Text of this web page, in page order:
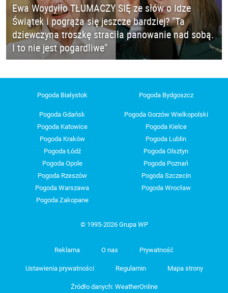
Ewa Woydyłło TŁUMACZY SIĘ ze słów o Idze
Świątek i pogrąża się jeszcze bardziej? "Ta
dziewczyna troszkę straciła panowanie nad sobą.
I to nie jest pogardliwe"
Pogoda Białystok Pogoda Bydgoszcz
Pogoda Gdańsk
Pogoda Gorzów Wielkopolski
Pogoda Katowice
Pogoda Kielce
Pogoda Kraków
Pogoda Lublin
Pogoda Łódź
Pogoda Olsztyn
Pogoda Opole
Pogoda Poznań
Pogoda Rzeszów
Pogoda Szczecin
Pogoda Warszawa
Pogoda Wrocław
Pogoda Zakopane
© 1995-2026 Grupa WP
Reklama O nas Prywatność
Ustawienia prywatności Regulamin Mapa strony
Źródło danych: WeatherOnline